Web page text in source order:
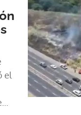
el